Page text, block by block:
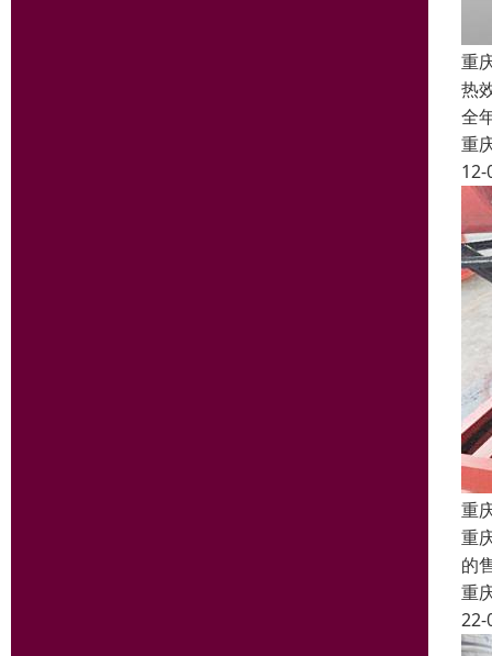
重
热
全
重
12-
重
重
的
重
22-